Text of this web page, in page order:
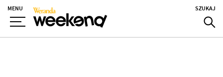
MENU SZUKAJ